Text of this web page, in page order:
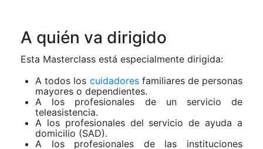
A quién va dirigido
Esta Masterclass está especialmente dirigida:
A todos los cuidadoresfamiliares de personas
mayores o dependientes.
A los profesionales de un servicio de
teleasistencia.
A los profesionales del servicio de ayuda a
domicilio (SAD).
A los profesionales de las instituciones